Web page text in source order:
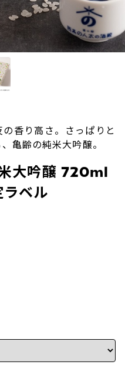
の香り高さ。さっぱりと
亀齢の純米大吟醸。
大吟醸 720ml
ラベル